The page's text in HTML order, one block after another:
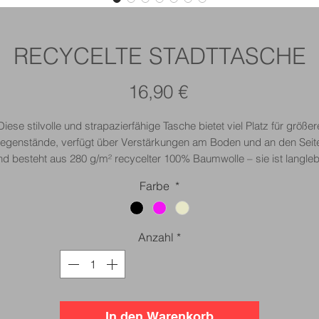
RECYCELTE STADTTASCHE
16,90 €Preis
stilvolle und strapazierfähige Tasche bietet viel Platz für
verfügt über Verstärkungen am Boden und an den
besteht aus 280 g/m² recycelter 100% Baumwolle – sie ist
Farbe *
Anzahl *